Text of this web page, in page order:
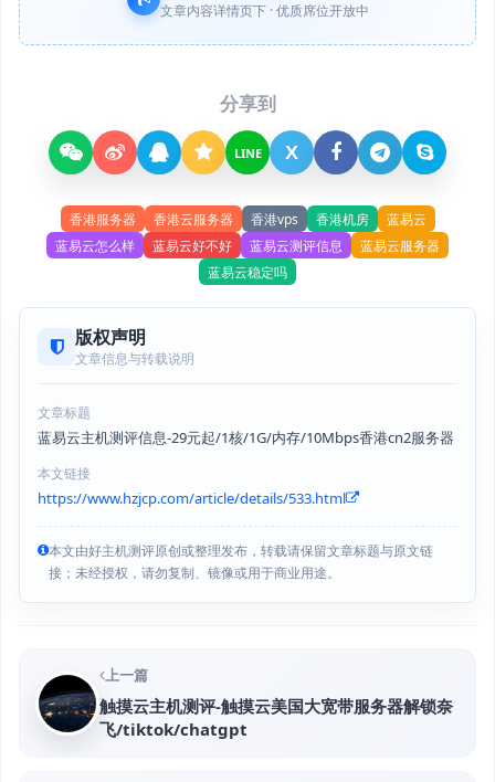
文章内容详情页下 · 优质席位开放中
分享到
LINE X
香港服务器 香港云服务器 香港vps 香港机房
蓝易云
蓝易云怎么样
蓝易云好不好 蓝易云测评信息
蓝易云服务器
蓝易云稳定吗
版权声明
文章信息与转载说明
文章标题
蓝易云主机测评信息-29元起/1核/1G/内存/10Mbps香港cn2服务器
本文链接
https://www.hzjcp.com/article/details/533.html
本文由好主机测评原创或整理发布，转载请保留文章标题与原文链
接；未经授权，请勿复制、镜像或用于商业用途。
上一篇
触摸云主机测评-触摸云美国大宽带服务器解锁奈
飞/tiktok/chatgpt